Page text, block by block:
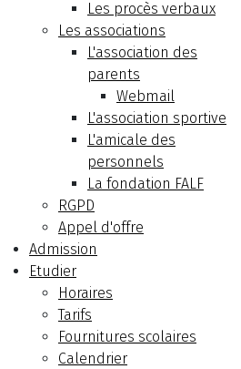
Les procès verbaux
Les associations
L'association des
parents
Webmail
L'association sportive
L'amicale des
personnels
La fondation FALF
RGPD
Appel d'offre
Admission
Etudier
Horaires
Tarifs
Fournitures scolaires
Calendrier